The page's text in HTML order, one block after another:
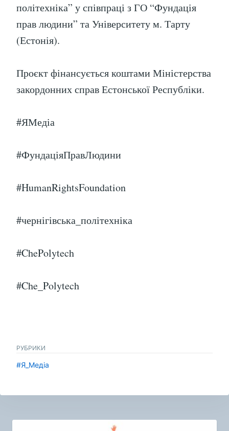
політехніка” у співпраці з ГО “Фундація
прав людини” та Університету м. Тарту
(Естонія).
Проєкт фінансується коштами Міністерства
закордонних справ Естонської Республіки.
#ЯМедіа
#ФундаціяПравЛюдини
#HumanRightsFoundation
#чернігівська_політехніка
#ChePolytech
#Che_Polytech
РУБРИКИ
#Я_Медіа
Навигация